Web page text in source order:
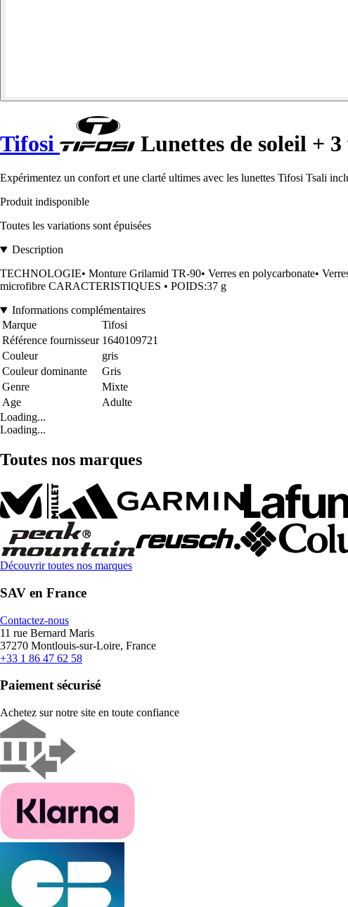
Tifosi Lunettes de soleil +
Expérimentez un confort et une clarté ultimes avec les lunettes Tifosi Tsali
Produit indisponible
Toutes les variations sont épuisées
Description
TECHNOLOGIE• Monture Grilamid TR-90• Verres en polycarbonate•
microfibre CARACTERISTIQUES • POIDS:37 g
Informations complémentaires
Marque
Tifosi
Référence fournisseur 1640109721
Couleur
gris
Couleur dominante
Gris
Genre
Mixte
Age
Adulte
Loading...
Loading...
Toutes nos marques
Découvrir toutes nos marques
SAV en France
Contactez-nous
11 rue Bernard Maris
37270 Montlouis-sur-Loire, France
+33 1 86 47 62 58
Paiement sécurisé
Achetez sur notre site en toute confiance